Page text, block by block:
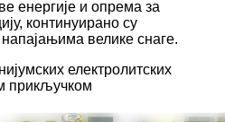
енергије и опрема за
континуирано су
велике снаге.
електролитских
прикључком